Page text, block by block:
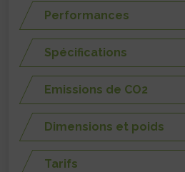
Performances
Spécifications
Emissions de CO2
Dimensions et poids
Tarifs